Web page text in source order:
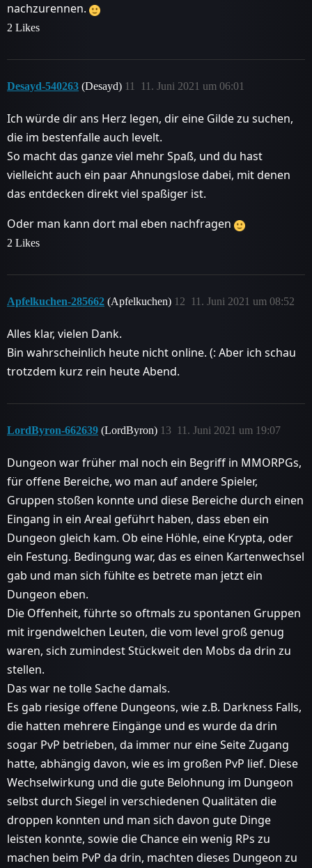
nachzurennen.
2 Likes
Desayd-540263 (Desayd) 11. Juni 2021 um 06:01
11
Ich würde dir ans Herz legen, dir eine Gilde zu suchen,
die im bestenfalle auch levelt.
So macht das ganze viel mehr Spaß, und du hast
vielleicht auch ein paar Ahnungslose dabei, mit denen
das entdecken direkt viel spaßiger ist.
Oder man kann dort mal eben nachfragen
2 Likes
Apfelkuchen-285662 (Apfelkuchen) 11. Juni 2021 um 08:52
12
Alles klar, vielen Dank.
Bin wahrscheinlich heute nicht online. (: Aber ich schau
trotzdem kurz rein heute Abend.
LordByron-662639 (LordByron) 11. Juni 2021 um 19:07
13
Dungeon war früher mal noch ein Begriff in MMORPGs,
für offene Bereiche, wo man auf andere Spieler,
Gruppen stoßen konnte und diese Bereiche durch einen
Eingang in ein Areal geführt haben, dass eben ein
Dungeon gleich kam. Ob eine Höhle, eine Krypta, oder
ein Festung. Bedingung war, das es einen Kartenwechsel
gab und man sich fühlte es betrete man jetzt ein
Dungeon eben.
Die Offenheit, führte so oftmals zu spontanen Gruppen
mit irgendwelchen Leuten, die vom level groß genug
waren, sich zumindest Stückweit den Mobs da drin zu
stellen.
Das war ne tolle Sache damals.
Es gab riesige offene Dungeons, wie z.B. Darkness Falls,
die hatten mehrere Eingänge und es wurde da drin
sogar PvP betrieben, da immer nur eine Seite Zugang
hatte, abhängig davon, wie es im großen PvP lief. Diese
Wechselwirkung und die gute Belohnung im Dungeon
selbst durch Siegel in verschiedenen Qualitäten die
droppen konnten und man sich davon gute Dinge
leisten konnte, sowie die Chance ein wenig RPs zu
machen beim PvP da drin, machten dieses Dungeon zu